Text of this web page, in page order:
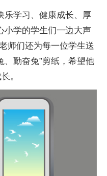
乐学习、健康成长、厚
小学的学生们一边大声
师们还为每一位学生送
、勤奋兔”剪纸，希望他
。